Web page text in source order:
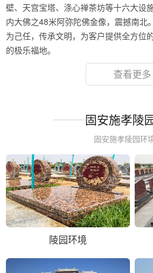
壁、天宫宝塔、涤心禅茶坊等十六大设
内大佛之48米阿弥陀佛金像，震撼南北
为己任，传承文明，为客户提供全方位
的极乐福地。
查看更多
固安施孝陵
固安施孝陵园环
陵园环境